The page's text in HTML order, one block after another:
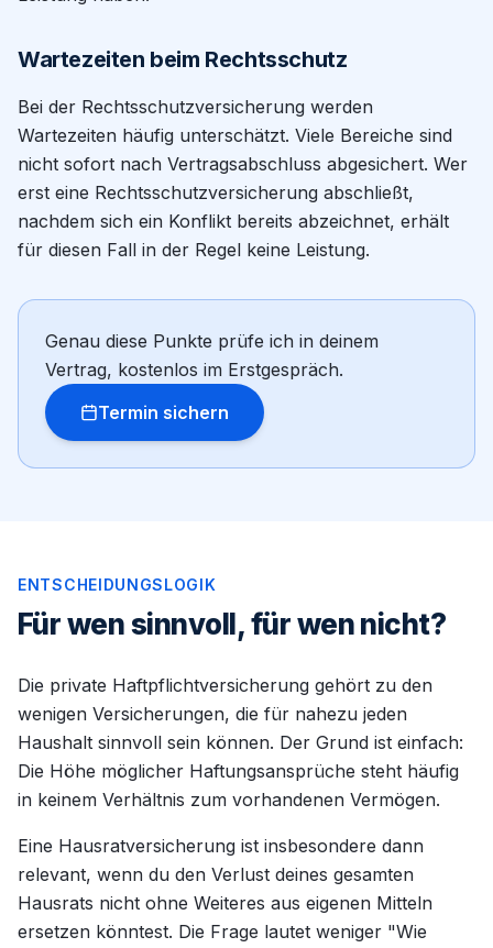
Wartezeiten beim Rechtsschutz
Bei der Rechtsschutzversicherung werden
Wartezeiten häufig unterschätzt. Viele Bereiche sind
nicht sofort nach Vertragsabschluss abgesichert. Wer
erst eine Rechtsschutzversicherung abschließt,
nachdem sich ein Konflikt bereits abzeichnet, erhält
für diesen Fall in der Regel keine Leistung.
Genau diese Punkte prüfe ich in deinem
Vertrag, kostenlos im Erstgespräch.
Termin sichern
ENTSCHEIDUNGSLOGIK
Für wen sinnvoll, für wen nicht?
Die private Haftpflichtversicherung gehört zu den
wenigen Versicherungen, die für nahezu jeden
Haushalt sinnvoll sein können. Der Grund ist einfach:
Die Höhe möglicher Haftungsansprüche steht häufig
in keinem Verhältnis zum vorhandenen Vermögen.
Eine Hausratversicherung ist insbesondere dann
relevant, wenn du den Verlust deines gesamten
Hausrats nicht ohne Weiteres aus eigenen Mitteln
ersetzen könntest. Die Frage lautet weniger "Wie